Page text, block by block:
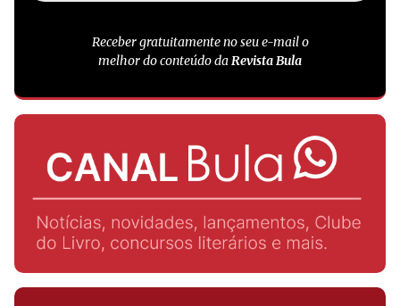
Receber gratuitamente no seu e-mail o
melhor do conteúdo daRevista Bula